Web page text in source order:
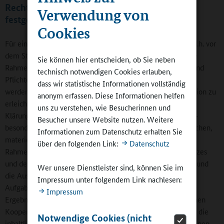
Verwendung von
Cookies
Sie können hier entscheiden, ob Sie neben
technisch notwendigen Cookies erlauben,
dass wir statistische Informationen vollständig
anonym erfassen. Diese Informationen helfen
uns zu verstehen, wie Besucherinnen und
Besucher unsere Website nutzen. Weitere
Informationen zum Datenschutz erhalten Sie
über den folgenden Link:
Datenschutz
Wer unsere Dienstleister sind, können Sie im
Impressum unter folgendem Link nachlesen:
Impressum
Notwendige Cookies (nicht
Rechte und Pflichten in der Kooperation
festgelegen!
Für eine gelingende Kooperation sollten ferner frühzeitig, d.h. vor
dem Start konkreter, gemeinsamer Aktivitäten, wesentliche
Rahmenbedingungen, Verantwortlichkeiten sowie Rechte und
Pflichten in der Kooperation zwischen den Partnern geklärt
werden, um die Vorbereitung und Umsetzung der Kooperation zu
erleichtern und potenzielle Konfliktanlässe zu minimieren.
Klärungsbedürftig sind – neben den inhaltlichen Aspekten –
besonders a) die finanziellen, personellen, örtlichen, räumlichen,
materiell-technischen, kostenbezogenen und zeitlichen
Rahmenbedingungen, b) die Fragen des Versicherungsschutzes
und der Aufsichtspflicht, c) Regelungen für den Konfliktfall und
die Auswertung sowie d) die konkreten Zuständigkeiten,
Aufgaben, Rechte und Pflichten der beteiligten Partner. Die
Ergebnisse des Klärungsprozesses sollten in einer schriftlichen
Kooperationsvereinbarung festgehalten werden, in die auch die